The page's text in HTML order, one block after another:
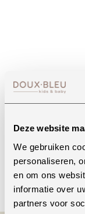
Deze website
We gebruiken
personaliseren,
en om ons
informatie over
partners voor